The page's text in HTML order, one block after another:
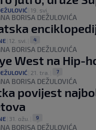
19. svi.
BORISA DEŽULOVIĆA
12. svi. 4
BORISA DEŽULOVIĆA
West na Hip-
21. tra. 7
BORISA DEŽULOVIĆA
povijest
31. ožu. 9
BORISA DEŽULOVIĆA